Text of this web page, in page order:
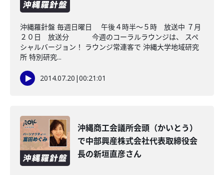
沖縄羅針盤 毎週日曜日 午後４時半～５時 放送中 ７月
２０日 放送分 今週のコーラルラウンジは、 スペ
シャルバージョン！ ラウンジ常連客で 沖縄大学地域研究
所 特別研究...
2014.07.20 |00:21:01
沖縄商工会議所会頭（かいとう）
で中部興産株式会社代表取締役会
長の新垣直彦さん